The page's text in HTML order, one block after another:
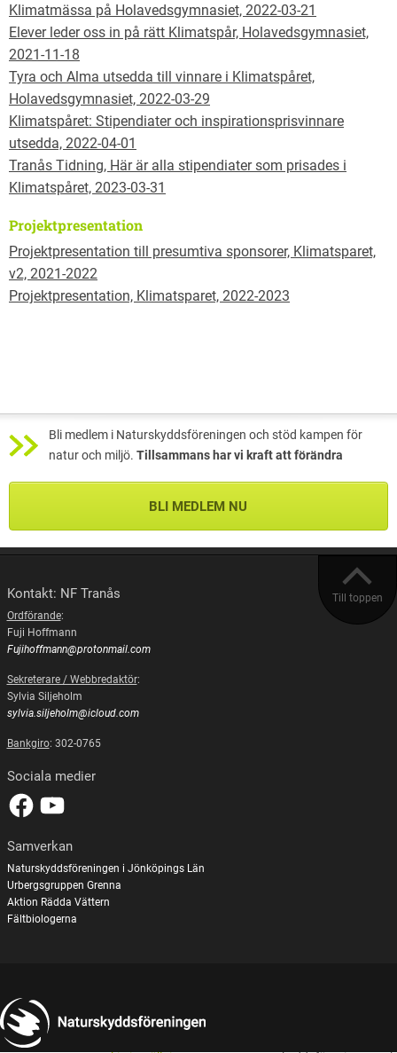
Klimatmässa på Holavedsgymnasiet, 2022-03-21
Elever leder oss in på rätt Klimatspår, Holavedsgymnasiet,
2021-11-18
Tyra och Alma utsedda till vinnare i Klimatspåret,
Holavedsgymnasiet, 2022-03-29
Klimatspåret: Stipendiater och inspirationsprisvinnare
utsedda, 2022-04-01
Tranås Tidning, Här är alla stipendiater som prisades i
Klimatspåret, 2023-03-31
Projektpresentation
Projektpresentation till presumtiva sponsorer, Klimatsparet,
v2, 2021-2022
Projektpresentation, Klimatsparet, 2022-2023
Bli medlem i Naturskyddsföreningen och stöd kampen för
natur och miljö. Tillsammans har vi kraft att förändra
BLI MEDLEM NU
Till toppen
Kontakt: NF Tranås
Ordförande:
Fuji Hoffmann
Fujihoffmann@protonmail.com
Sekreterare / Webbredaktör:
Sylvia Siljeholm
sylvia.siljeholm@icloud.com
Bankgiro: 302-0765
Sociala medier
Samverkan
Naturskyddsföreningen i Jönköpings Län
Urbergsgruppen Grenna
Aktion Rädda Vättern
Fältbiologerna